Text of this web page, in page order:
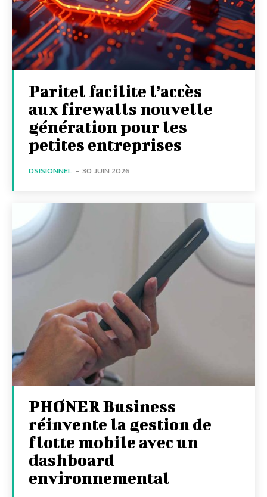
Paritel facilite l’accès
aux firewalls nouvelle
génération pour les
petites entreprises
DSISIONNEL - 30 JUIN 2026
PHONER Business
réinvente la gestion de
flotte mobile avec un
dashboard
environnemental